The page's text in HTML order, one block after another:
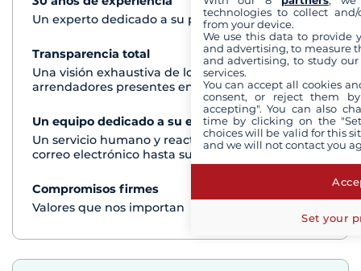
Un experto dedicado a su proyecto de crucero
Transparencia total
Ver+
Una visión exhaustiva de los barcos de todos los
arrendadores presentes en cada destino
Un equipo dedicado a su experiencia
Ver+
Un servicio humano y reactivo por teléfono o
correo electrónico hasta su regreso del crucero
Compromisos firmes
Valores que nos importan
technologies to collect
from your device.
We use this data to provide
and advertising, to measure
and advertising, to study
services.
You can accept all cookies
consent, or reject them
accepting". You can also
time by clicking on the
choices will be valid for this
and we will not contact you
Set your